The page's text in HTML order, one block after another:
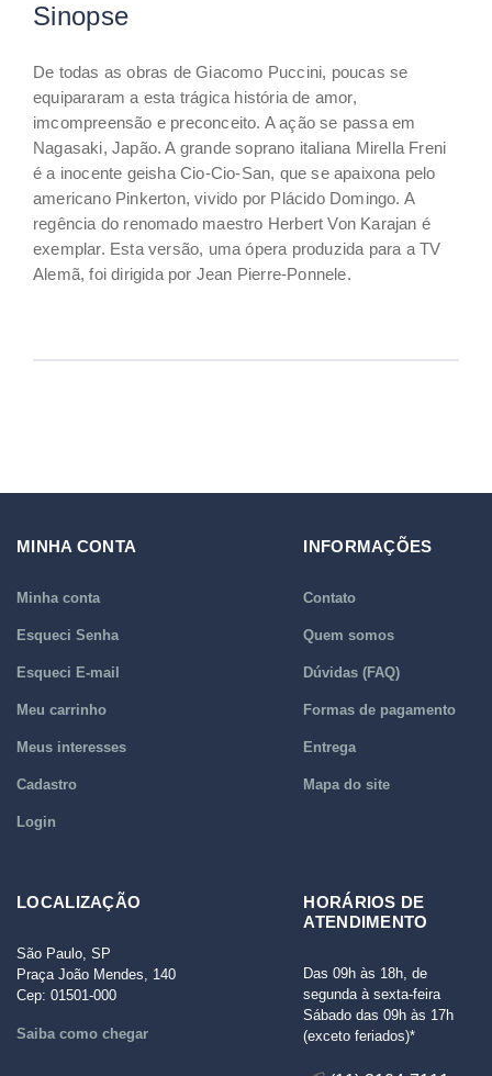
Sinopse
De todas as obras de Giacomo Puccini, poucas se
equipararam a esta trágica história de amor,
imcompreensão e preconceito. A ação se passa em
Nagasaki, Japão. A grande soprano italiana Mirella Freni
é a inocente geisha Cio-Cio-San, que se apaixona pelo
americano Pinkerton, vivido por Plácido Domingo. A
regência do renomado maestro Herbert Von Karajan é
exemplar. Esta versão, uma ópera produzida para a TV
Alemã, foi dirigida por Jean Pierre-Ponnele.
MINHA CONTA
Minha conta
Esqueci Senha
Esqueci E-mail
Meu carrinho
Meus interesses
Cadastro
Login
INFORMAÇÕES
Contato
Quem somos
Dúvidas (FAQ)
Formas de pagamento
Entrega
Mapa do site
LOCALIZAÇÃO
São Paulo, SP
Praça João Mendes, 140
Cep: 01501-000
Saiba como chegar
HORÁRIOS DE
ATENDIMENTO
Das 09h às 18h, de
segunda à sexta-feira
Sábado das 09h às 17h
(exceto feriados)*